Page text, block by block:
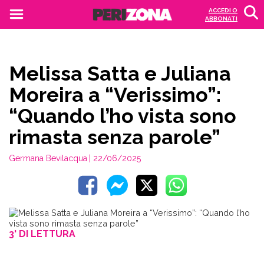
ACCEDI O
ABBONATI
Melissa Satta e Juliana
Moreira a “Verissimo”:
“Quando l’ho vista sono
rimasta senza parole”
Germana Bevilacqua | 22/06/2025
3' DI LETTURA